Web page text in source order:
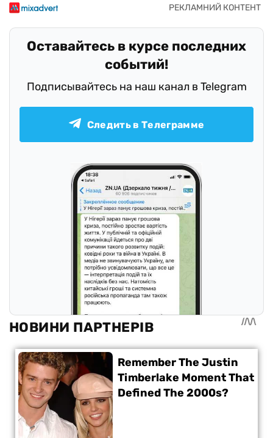
Оставайтесь в курсе последних
событий!
Подписывайтесь на наш канал в Telegram
Следить в Телеграмме